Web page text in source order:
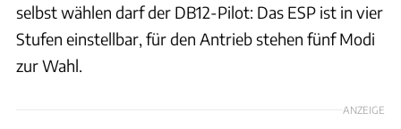
selbst wählen darf der DB12-Pilot: Das ESP ist in vier
Stufen einstellbar, für den Antrieb stehen fünf Modi
zur Wahl.
ANZEIGE